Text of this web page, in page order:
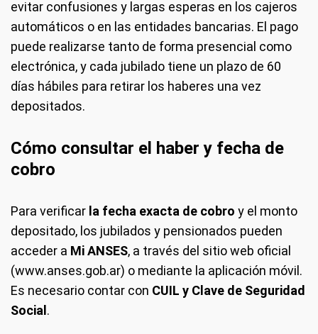
evitar confusiones y largas esperas en los cajeros
automáticos o en las entidades bancarias. El pago
puede realizarse tanto de forma presencial como
electrónica, y cada jubilado tiene un plazo de 60
días hábiles para retirar los haberes una vez
depositados.
Cómo consultar el haber y fecha de
cobro
Para verificar la fecha exacta de cobro y el monto
depositado, los jubilados y pensionados pueden
acceder a Mi ANSES, a través del sitio web oficial
(www.anses.gob.ar) o mediante la aplicación móvil.
Es necesario contar con CUIL y Clave de Seguridad
Social .